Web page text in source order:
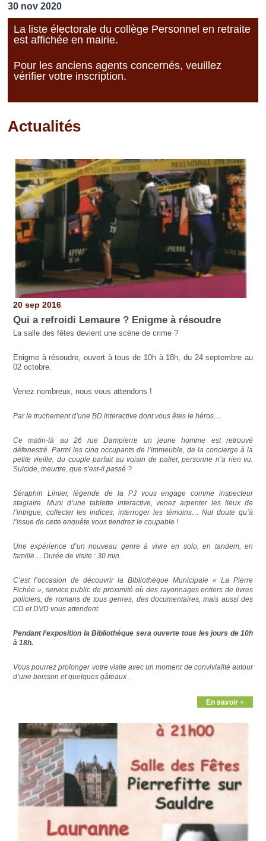
Vos professionnels
Loisirs
30 nov 2020
La liste électorale du collège Personnel en retraite
est affichée en mairie.
Pour les anciens agents concernés, veuillez
vérifier votre inscription.
Actualités
20 sep 2016
Qui a refroidi Lemaure ? Enigme à résoudre
La salle des fêtes devient une scène de crime ?
Enigme à résoudre, ouvert à tous de 10h à 18h, du 24 septembre au
02 octobre.
Venez nombreux, nous vous attendons !
Par le truchement d’une BD interactive dont vous êtes le héros…
Ce matin-là au 26 rue Dampierre un jeune homme est retrouvé
défenestré. Parmi les cinq occupants de l’immeuble, de la concierge à la
petite vieille, du couple parfait au voisin de palier, personne n’a rien vu.
Suicide, meurtre, que s’est-il passé ?
Séraphin Limier, légende de la PJ vous engage comme inspecteur
stagiaire. Muni d’une tablette interactive, venez arpenter les lieux de
l’intrigue, collecter les indices, interroger les témoins… Nul doute qu’à
l’issue de cette enquête vous tiendrez le coupable !
Une expérience d’un nouveau genre à vivre en solo, en tandem, en
famille… Durée de visite : 30 min.
C’est l’occasion de découvrir la Bibliothèque Municipale « La Pierre
Fichée », service public de proximité où des rayonnages entiers de livres
policiers, de romans de tous genres, des documentaires, mais aussi des
CD et DVD vous attendent.
Pendant l’exposition la Bibliothèque sera ouverte tous les jours de 10h
à 18h.
Vous pourrez prolonger votre visite avec un moment de convivialité autour
d’une boisson et quelques gâteaux
En savoir +
Pages